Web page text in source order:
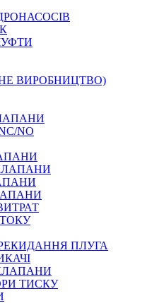
ВИРОБНИЦТВО)
NO
ПЛУГА
ТИСКУ